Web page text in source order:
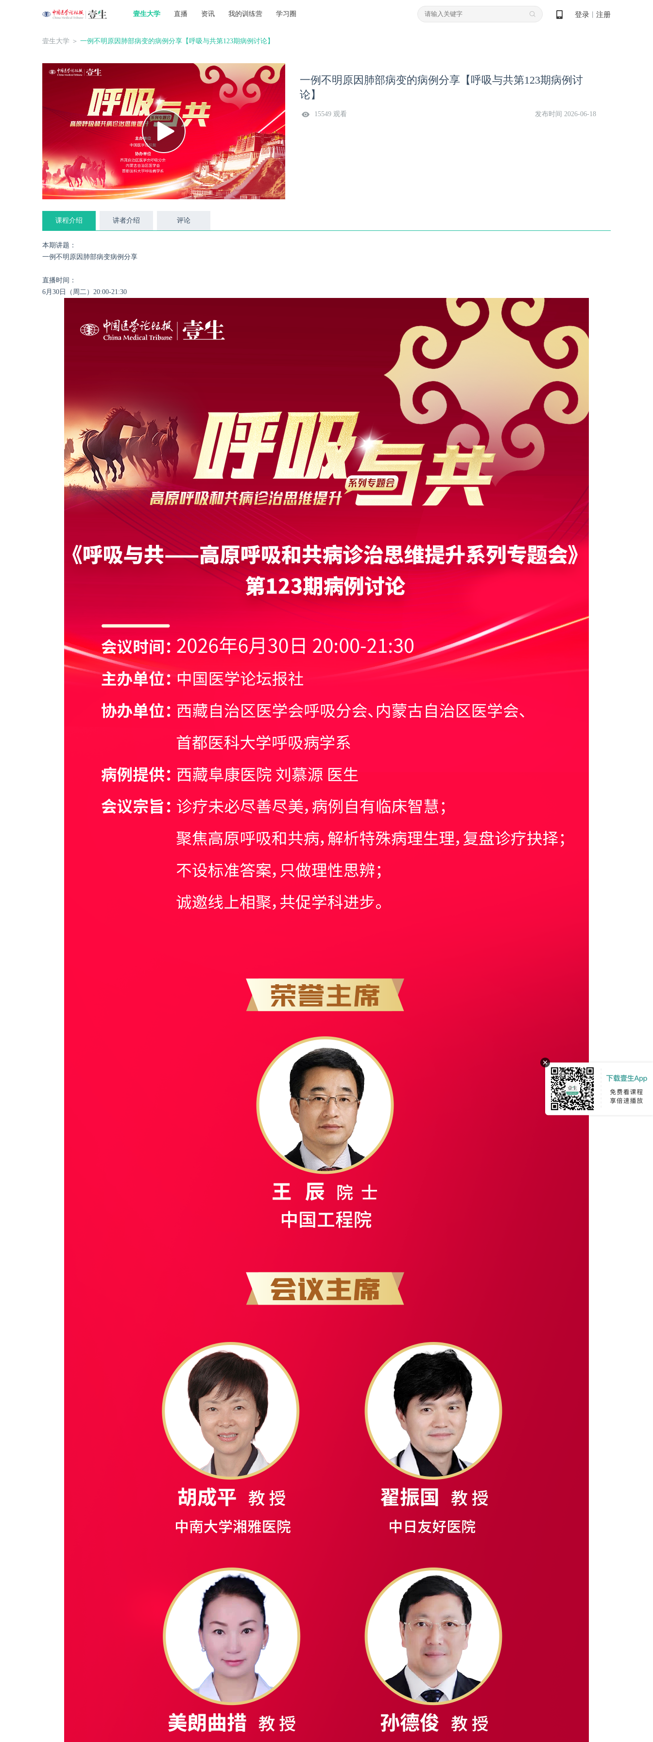
壹生大学 直播 资讯 我的训练营 学习圈 登录 注册
壹生大学 ＞ 一例不明原因肺部病变的病例分享【呼吸与共第123期病例讨论】
一例不明原因肺部病变的病例分享【呼吸与共第123期病例讨
论】
15549 观看 发布时间 2026-06-18
课程介绍 讲者介绍 评论
本期讲题：
一例不明原因肺部病变病例分享
直播时间：
6月30日（周二）20:00-21:30